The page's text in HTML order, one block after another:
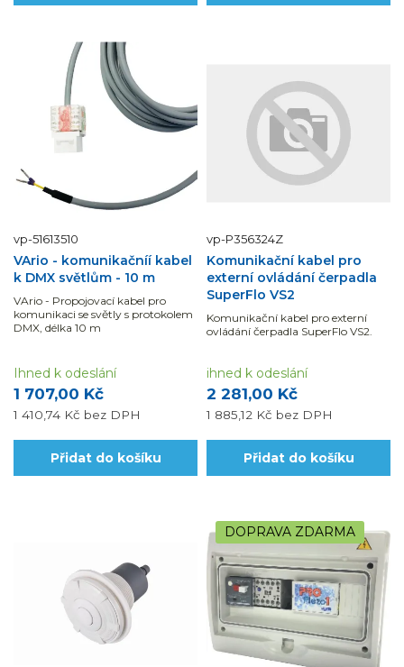
vp-51613510
VArio - komunikačníí kabel
k DMX světlům - 10 m
VArio - Propojovací kabel pro
komunikaci se světly s protokolem
DMX, délka 10 m
1 707,00 Kč
1 410,74 Kč bez DPH
Ihned k odeslání
Přidat do košíku
vp-P356324Z
Komunikační kabel pro
externí ovládání čerpadla
SuperFlo VS2
Komunikační kabel pro externí
ovládání čerpadla SuperFlo VS2.
2 281,00 Kč
1 885,12 Kč bez DPH
ihned k odeslání
Přidat do košíku
DOPRAVA ZDARMA